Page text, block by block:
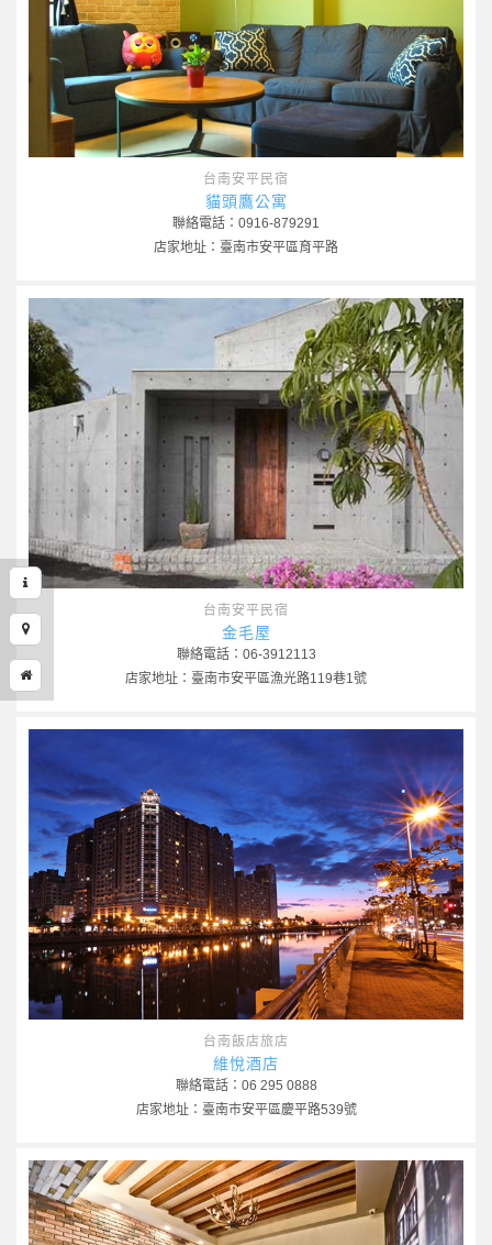
台南安平民宿
貓頭鷹公寓
聯絡電話：0916-879291
店家地址：臺南市安平區育平路
台南安平民宿
金毛屋
聯絡電話：06-3912113
店家地址：臺南市安平區漁光路119巷1號
台南飯店旅店
維悅酒店
聯絡電話：06 295 0888
店家地址：臺南市安平區慶平路539號